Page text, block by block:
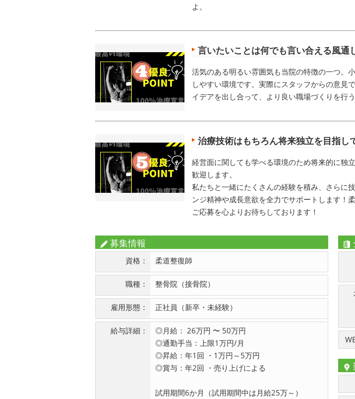
よ。
言いたいことは何でも言い合える風通
活気のある明るい雰囲気も当院の特徴の一つ。
しやすい環境です。実際にスタッフからの意
イデアを出し合って、より良い職場づくりを行
治療技術はもちろん将来独立を目指し
経営面に関しても学べる環境のため将来的に独
歓迎します。
私たちと一緒にたくさんの経験を積み、さらに
ンジ精神や成長意欲を全力でサポートします
ご応募を心よりお待ちしております！
募集情報
資格： 柔道整復師
職種： 整骨院（接骨院）
雇用形態： 正社員（新卒・未経験）
給与詳細：
◎月給： 26万円 〜 50万円
◎通勤手当：上限1万円/月
◎昇給：年1回 ・1万円～5万円
◎賞与：年2回 ・売り上げによる
試用期間6か月（試用期間中は月給25万～）